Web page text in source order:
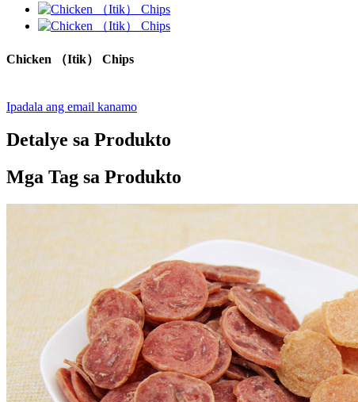
Chicken （Itik） Chips
Ipadala ang email kanamo
Detalye sa Produkto
Mga Tag sa Produkto